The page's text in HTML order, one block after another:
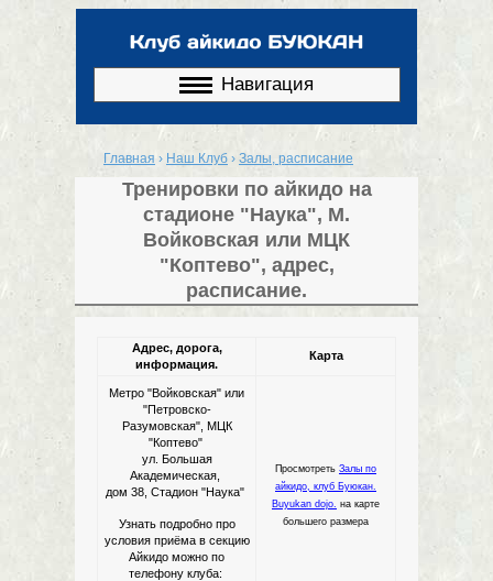
основному
Навигация
Вы здесь
Главная › Наш Клуб › Залы, расписание
Тренировки по айкидо на
стадионе "Наука", М.
Войковская или МЦК
"Коптево", адрес,
расписание.
Адрес, дорога,
информация.
Карта
Метро "Войковская" или
"Петровско-
Разумовская", МЦК
"Коптево"
ул. Большая
Академическая,
дом 38, Стадион "Наука"
Узнать подробно про
условия приёма в секцию
Айкидо можно по
телефону клуба:
Просмотреть Залы по
айкидо, клуб Буюкан.
Buyukan dojo. на карте
большего размера